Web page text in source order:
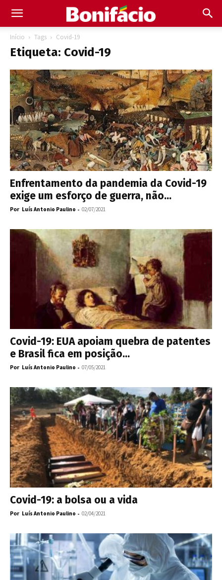
Início Tags Covid-19
Etiqueta: Covid-19
Enfrentamento da pandemia da Covid-19
exige um esforço de guerra, não...
Por Luís Antonio Paulino - 02/07/2021
Covid-19: EUA apoiam quebra de patentes
e Brasil fica em posição...
Por Luís Antonio Paulino - 07/05/2021
Covid-19: a bolsa ou a vida
Por Luís Antonio Paulino - 02/04/2021